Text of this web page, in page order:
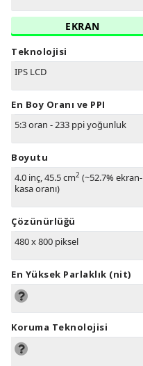
EKRAN
Teknolojisi
IPS LCD
En Boy Oranı ve PPI
5:3 oran - 233 ppi yoğunluk
Boyutu
4.0 inç, 45.5 cm2 (~52.7% ekran-
kasa oranı)
Çözünürlüğü
480 x 800 piksel
En Yüksek Parlaklık (nit)
Koruma Teknolojisi